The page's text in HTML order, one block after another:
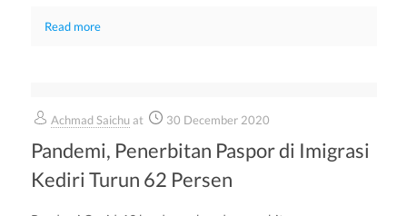
Read more
Achmad Saichu at 30 December 2020
Pandemi, Penerbitan Paspor di Imigrasi
Kediri Turun 62 Persen